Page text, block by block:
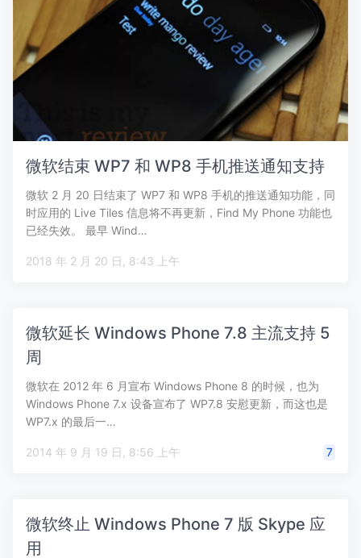
微软结束 WP7 和 WP8 手机推送通知支持
微软 2 月 20 日结束了 WP7 和 WP8 手机的推送通知功能，同
时应用的 Live Tiles 信息将不再更新，Find My Phone 功能也
已经失效。 最早 Wind…
2018 年 2 月 20 日, 8:43 上午
微软延长 Windows Phone 7.8 主流支持 5
周
微软在 2012 年 6 月宣布 Windows Phone 8 的时候，也为
Windows Phone 7.x 设备宣布了 WP7.8 安慰更新，而这也是
WP7.x 的最后一…
2014 年 9 月 19 日, 8:56 上午 7
微软终止 Windows Phone 7 版 Skype 应
用